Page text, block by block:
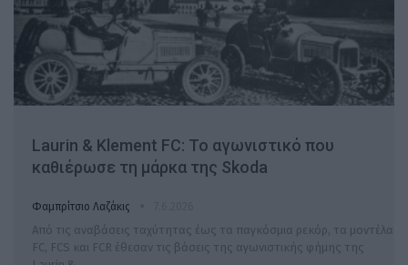
Laurin & Klement FC: Το αγωνιστικό που
καθιέρωσε τη μάρκα της Skoda
Φαμπρίτσιο Λαζάκις
Από τις αναβάσεις ταχύτητας έως τα παγκόσμια ρεκόρ, τα μοντέλα
FC, FCS και FCR έθεσαν τις βάσεις της αγωνιστικής φήμης της